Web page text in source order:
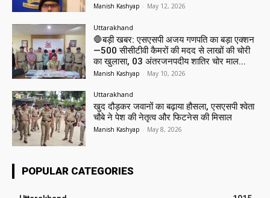
Manish Kashyap - May 12, 2026
Uttarakhand
🛑बड़ी खबर: एसएसपी अजय गणपति का बड़ा एक्शन
—500 सीसीटीवी कैमरों की मदद से लाखों की चोरी
का खुलासा, 03 अंतरजनपदीय शातिर चोर माल...
Manish Kashyap - May 10, 2026
Uttarakhand
खुद दौड़कर जवानों का बढ़ाया हौसला, एसएसपी श्वेता
चौबे ने पेश की नेतृत्व और फिटनेस की मिसाल
Manish Kashyap - May 8, 2026
POPULAR CATEGORIES